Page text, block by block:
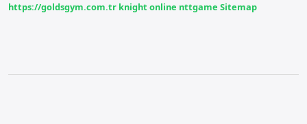
https://goldsgym.com.tr knight online nttgame Sitemap